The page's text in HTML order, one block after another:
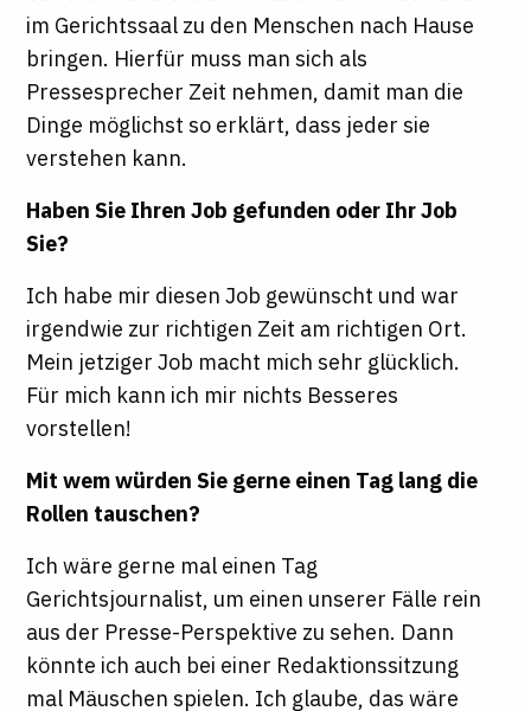
im Gerichtssaal zu den Menschen nach Hause
bringen. Hierfür muss man sich als
Pressesprecher Zeit nehmen, damit man die
Dinge möglichst so erklärt, dass jeder sie
verstehen kann.
Haben Sie Ihren Job gefunden oder Ihr Job
Sie?
Ich habe mir diesen Job gewünscht und war
irgendwie zur richtigen Zeit am richtigen Ort.
Mein jetziger Job macht mich sehr glücklich.
Für mich kann ich mir nichts Besseres
vorstellen!
Mit wem würden Sie gerne einen Tag lang die
Rollen tauschen?
Ich wäre gerne mal einen Tag
Gerichtsjournalist, um einen unserer Fälle rein
aus der Presse-Perspektive zu sehen. Dann
könnte ich auch bei einer Redaktionssitzung
mal Mäuschen spielen. Ich glaube, das wäre